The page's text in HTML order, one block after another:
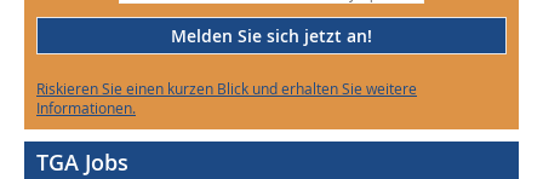
Melden Sie sich jetzt an!
Riskieren Sie einen kurzen Blick und erhalten Sie weitere
Informationen.
TGA Jobs